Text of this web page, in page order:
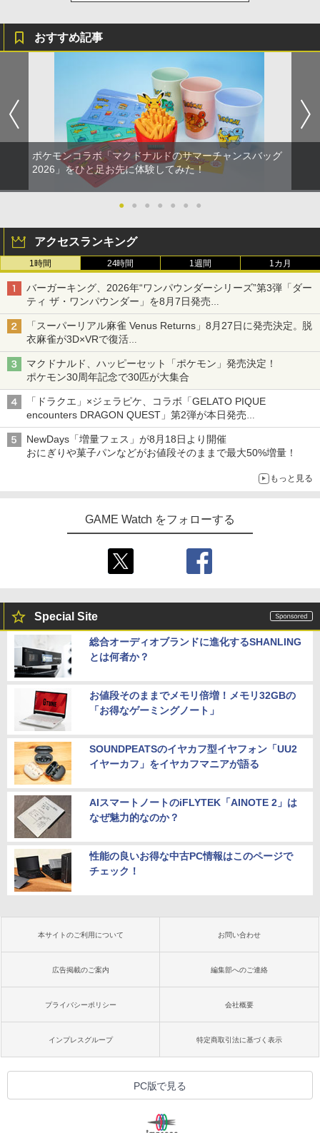
おすすめ記事
ポケモンコラボ「マクドナルドのサマーチャンスバッグ
2026」をひと足お先に体験してみた！
● ● ● ● ● ● ●
アクセスランキング
1時間 24時間 1週間 1カ月
バーガーキング、2026年“ワンパウンダーシリーズ”第3弾「ダー
ティ ザ・ワンパウンダー」を8月7日発売
「特製ガーリックマヨソース」を使用した超大型チーズバーガー
「スーパーリアル麻雀 Venus Returns」8月27日に発売決定。脱
衣麻雀が3D×VRで復活
発売から2週間は20%オフになるセールが実施
マクドナルド、ハッピーセット「ポケモン」発売決定！
ポケモン30周年記念で30匹が大集合
「ドラクエ」×ジェラピケ、コラボ「GELATO PIQUE
encounters DRAGON QUEST」第2弾が本日発売
アイスカップに入ったスライムやわたぼう、ベビーサタンなどが
オリジナルアートで登場
NewDays「増量フェス」が8月18日より開催
おにぎりや菓子パンなどがお値段そのままで最大50%増量！
もっと見る
GAME Watch をフォローする
Special Site
総合オーディオブランドに進化するSHANLING
とは何者か？
お値段そのままでメモリ倍増！メモリ32GBの
「お得なゲーミングノート」
SOUNDPEATSのイヤカフ型イヤフォン「UU2
イヤーカフ」をイヤカフマニアが語る
AIスマートノートのiFLYTEK「AINOTE 2」は
なぜ魅力的なのか？
性能の良いお得な中古PC情報はこのページで
チェック！
本サイトのご利用について お問い合わせ
広告掲載のご案内 編集部へのご連絡
プライバシーポリシー 会社概要
インプレスグループ 特定商取引法に基づく表示
PC版で見る